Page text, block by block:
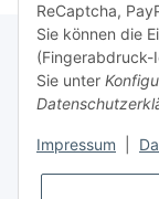
Rechtliche
ReCaptcha,
Sie können die
(Fingerabdruck-
Sie unter
Impressum